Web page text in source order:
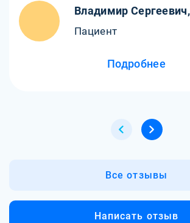
никакого желания брать наркотики,
их у своих старых знакомых. Я чувствую
свободным и счастливым. Спасибо
Владимир
Пациент
Подробнее
Все отзывы
Написать отзыв